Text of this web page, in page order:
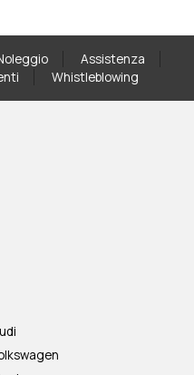
Assistenza
Whistleblowing